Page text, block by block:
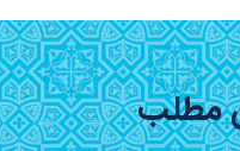
مطلب